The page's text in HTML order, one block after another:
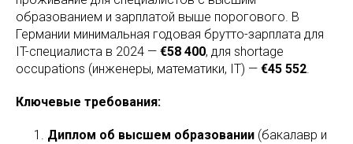
образованием и зарплатой выше порогового. В
Германии минимальная годовая брутто-зарплата для
IT-специалиста в 2024 — €58 400, для shortage
occupations (инженеры, математики, IT) — €45 552.
Ключевые требования:
Диплом об высшем образовании (бакалавр и